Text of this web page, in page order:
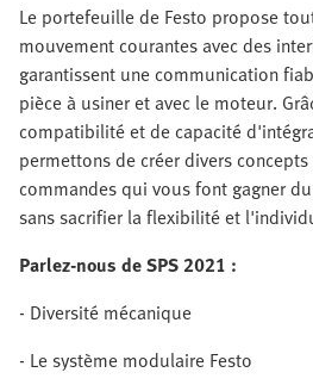
Le portefeuille de Festo propose
mouvement courantes avec des
garantissent une communication
pièce à usiner et avec le moteur.
compatibilité et de capacité
permettons de créer divers
commandes qui vous font gagner
sans sacrifier la flexibilité et
Parlez-nous de SPS 2021 :
- Diversité mécanique
- Le système modulaire Festo